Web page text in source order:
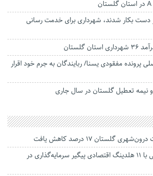
دست بکار شدند، شهرداری برای خدمت رسانی
متهم اصلی پرونده مفقودی یسنا/ ربایندگان به جرم خود اقرار
گلستان ۱۷ درصد کاهش یافت
استاندار: بابک زنجانی با ۱۱ هلدینگ اقتصادی پیگیر سرمایه‌گذاری در